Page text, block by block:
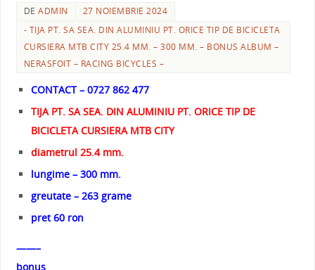
DEADMIN
27 NOIEMBRIE 2024
- TIJA PT. SA SEA. DIN ALUMINIU PT. ORICE TIP DE BICICLETA
CURSIERA MTB CITY 25.4 MM. – 300 MM. – BONUS ALBUM –
NERASFOIT – RACING BICYCLES –
CONTACT – 0727 862 477
TIJA PT. SA SEA. DIN ALUMINIU PT. ORICE TIP DE
BICICLETA CURSIERA MTB CITY
diametrul 25.4 mm.
lungime – 300 mm.
greutate – 263 grame
pret 60 ron
——–
bonus